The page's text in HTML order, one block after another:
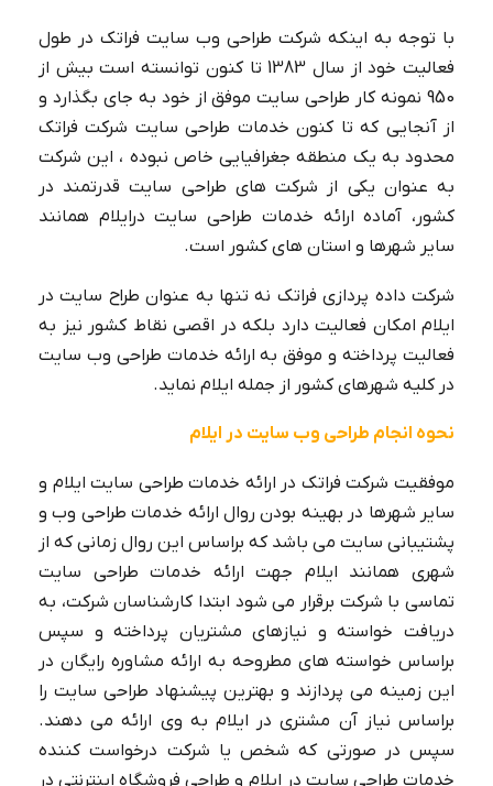
طراحی سایت چند زبانه🌍【دو زبانه، سه
زبانه】
ui و ux چیست✅【تفاوت ui با ux +
کاربرد】
با توجه به اینکه شرکت طراحی وب سایت فراتک در طول
فعالیت خود از سال 1383 تا کنون توانسته است بیش از
950 نمونه کار طراحی سایت موفق از خود به جای بگذارد و
از آنجایی که تا کنون خدمات طراحی سایت شرکت فراتک
محدود به یک منطقه جغرافیایی خاص نبوده ، این شرکت
به عنوان یکی از شرکت های طراحی سایت قدرتمند در
کشور، آماده ارائه خدمات طراحی سایت درایلام همانند
سایر شهرها و استان های کشور است.
شرکت داده پردازی فراتک نه تنها به عنوان طراح سایت در
ایلام امکان فعالیت دارد بلکه در اقصی نقاط کشور نیز به
فعالیت پرداخته و موفق به ارائه خدمات طراحی وب سایت
در کلیه شهرهای کشور از جمله ایلام نماید.
نحوه انجام طراحی وب سایت در ایلام
موفقیت شرکت فراتک در ارائه خدمات طراحی سایت ایلام و
سایر شهرها در بهینه بودن روال ارائه خدمات طراحی وب و
پشتیبانی سایت می باشد که براساس این روال زمانی که از
شهری همانند ایلام جهت ارائه خدمات طراحی سایت
تماسی با شرکت برقرار می شود ابتدا کارشناسان شرکت، به
دریافت خواسته و نیازهای مشتریان پرداخته و سپس
براساس خواسته های مطروحه به ارائه مشاوره رایگان در
این زمینه می پردازند و بهترین پیشنهاد طراحی سایت را
براساس نیاز آن مشتری در ایلام به وی ارائه می دهند.
سپس در صورتی که شخص یا شرکت درخواست کننده
خدمات طراحی سایت در ایلام و طراحی فروشگاه اینترنتی در